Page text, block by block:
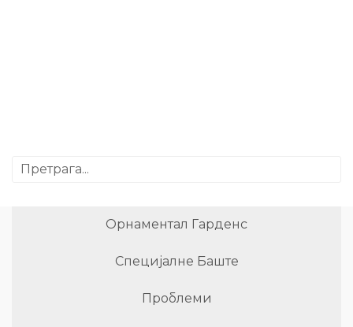
Орнаментал Гарденс
Специјалне Баште
Проблеми